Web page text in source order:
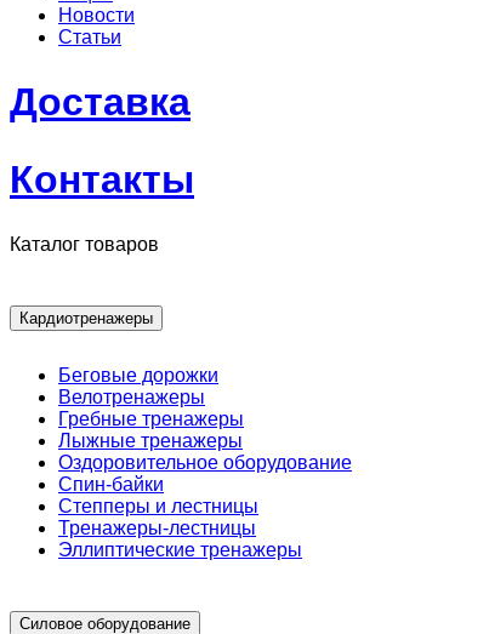
Новости
Статьи
Доставка
Контакты
Каталог товаров
Кардиотренажеры
Беговые дорожки
Велотренажеры
Гребные тренажеры
Лыжные тренажеры
Оздоровительное оборудование
Спин-байки
Степперы и лестницы
Тренажеры-лестницы
Эллиптические тренажеры
Силовое оборудование